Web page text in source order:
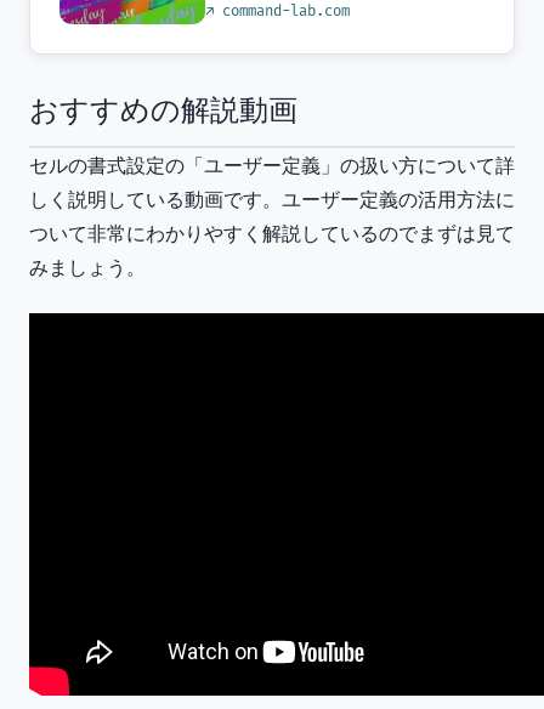
で色を変更す…
command-lab.com
おすすめの解説動画
セルの書式設定の「ユーザー定義」の扱い方について詳
しく説明している動画です。ユーザー定義の活用方法に
ついて非常にわかりやすく解説しているのでまずは見て
みましょう。